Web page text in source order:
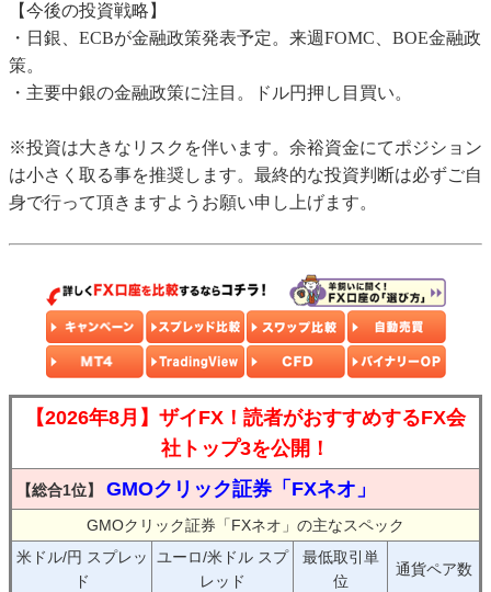
【今後の投資戦略】
・日銀、ECBが金融政策発表予定。来週FOMC、BOE金融政
策。
・主要中銀の金融政策に注目。ドル円押し目買い。
※投資は大きなリスクを伴います。余裕資金にてポジション
は小さく取る事を推奨します。最終的な投資判断は必ずご自
身で行って頂きますようお願い申し上げます。
【2026年8月】ザイFX！読者がおすすめするFX会
社トップ3を公開！
【総合1位】 GMOクリック証券「FXネオ」
GMOクリック証券「FXネオ」の主なスペック
米ドル/円 スプレッ
ド
ユーロ/米ドル スプ
レッド
最低取引単
位
通貨ペア数